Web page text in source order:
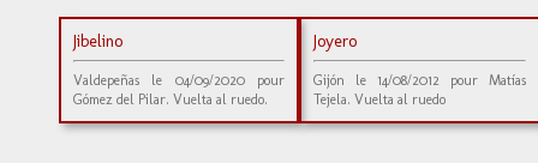
Jibelino
Valdepeñas le 04/09/2020 pour
Gómez del Pilar. Vuelta al ruedo.
Joyero
Gijón le 14/08/2012 pour Matías
Tejela. Vuelta al ruedo